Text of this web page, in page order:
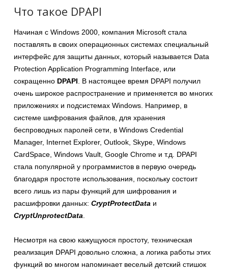
Что такое DPAPI
Начиная с Windows 2000, компания Microsoft стала
поставлять в своих операционных системах специальный
интерфейс для защиты данных, который называется Data
Protection Application Programming Interface, или
сокращенно DPAPI . В настоящее время DPAPI получил
очень широкое распространение и применяется во многих
приложениях и подсистемах Windows. Например, в
системе шифрования файлов, для хранения
беспроводных паролей сети, в Windows Credential
Manager, Internet Explorer, Outlook, Skype, Windows
CardSpace, Windows Vault, Google Chrome и т.д. DPAPI
стала популярной у программистов в первую очередь
благодаря простоте использования, поскольку состоит
всего лишь из пары функций для шифрования и
расшифровки данных: CryptProtectData и
CryptUnprotectData
Несмотря на свою кажущуюся простоту, техническая
реализация DPAPI довольно сложна, а логика работы этих
функций во многом напоминает веселый детский стишок